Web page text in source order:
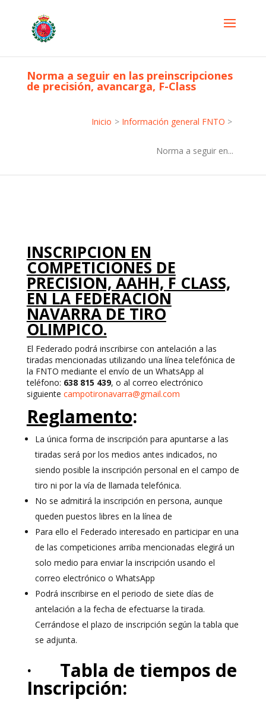
Norma a seguir en las preinscripciones
de precisión, avancarga, F-Class
Inicio > Información general FNTO >
Norma a seguir en...
INSCRIPCION EN
COMPETICIONES DE
PRECISION, AAHH, F CLASS,
EN LA FEDERACION
NAVARRA DE TIRO
OLIMPICO.
El Federado podrá inscribirse con antelación a las
tiradas mencionadas utilizando una línea telefónica de
la FNTO mediante el envío de un WhatsApp al
teléfono: 638 815 439, o al correo electrónico
siguiente campotironavarra@gmail.com
Reglamento:
La única forma de inscripción para apuntarse a las
tiradas será por los medios antes indicados, no
siendo posible la inscripción personal en el campo de
tiro ni por la vía de llamada telefónica.
No se admitirá la inscripción en persona, aunque
queden puestos libres en la línea de
Para ello el Federado interesado en participar en una
de las competiciones arriba mencionadas elegirá un
solo medio para enviar la inscripción usando el
correo electrónico o WhatsApp
Podrá inscribirse en el periodo de siete días de
antelación a la fecha de efectuarse la tirada.
Cerrándose el plazo de inscripción según la tabla que
se adjunta.
· Tabla de tiempos de
Inscripción: